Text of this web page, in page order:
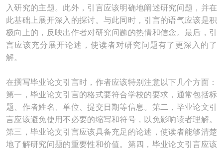
入研究的主题。此外，引言应该明确地阐述研究问题，并在
此基础上展开深入的探讨。与此同时，引言的语气应该是积
极向上的，反映出作者对研究问题的热情和信念。最后，引
言应该充分展开论述，使读者对研究问题有了更深入的了
解。
在撰写毕业论文引言时，作者应该特别注意以下几个方面：
第一，毕业论文引言的格式要符合学校的要求，通常包括标
题、作者姓名、单位、提交日期等信息。第二，毕业论文引
言应该避免使用不必要的缩写和符号，以免影响读者理解。
第三，毕业论文引言应该具备充足的论述，使读者能够清楚
地了解研究问题的重要性和价值。第四，毕业论文引言应该